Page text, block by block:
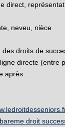
direct,
neveu, nièce
droits de
directe (entre
après...
bareme droit